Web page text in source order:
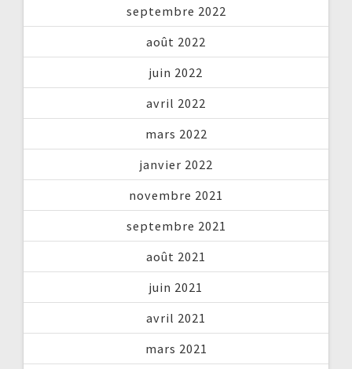
septembre 2022
août 2022
juin 2022
avril 2022
mars 2022
janvier 2022
novembre 2021
septembre 2021
août 2021
juin 2021
avril 2021
mars 2021